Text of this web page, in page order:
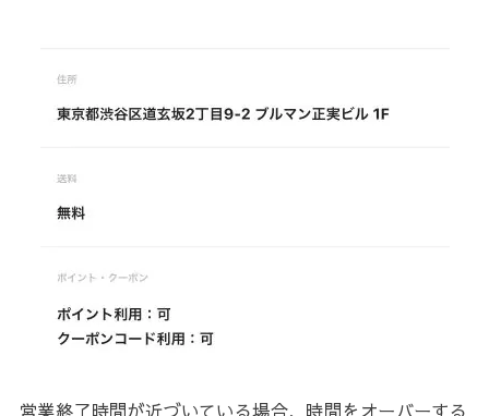
営業終了時間が近づいている場合、時間をオーバーする